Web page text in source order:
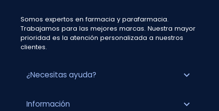
Somos expertos en farmacia y parafarmacia.
Trabajamos para las mejores marcas. Nuestra mayor
prioridad es la atención personalizada a nuestros
clientes.
¿Necesitas ayuda? expand_more
Información expand_more